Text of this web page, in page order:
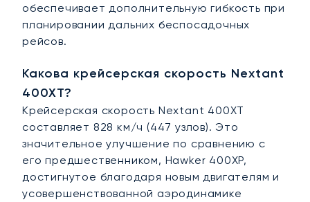
обеспечивает дополнительную гибкость при
планировании дальних беспосадочных
рейсов.
Какова крейсерская скорость Nextant
400XT?
Крейсерская скорость Nextant 400XT
составляет 828 км/ч (447 узлов). Это
значительное улучшение по сравнению с
его предшественником, Hawker 400XP,
достигнутое благодаря новым двигателям и
усовершенствованной аэродинамике